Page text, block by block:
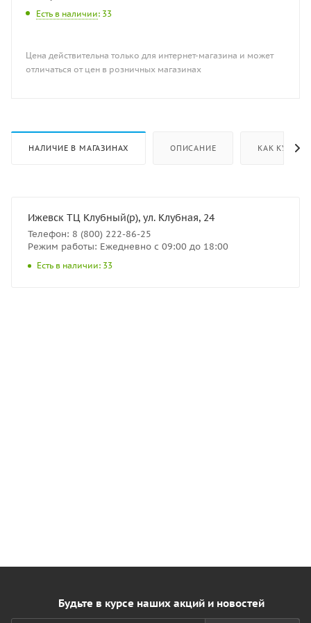
Есть в наличии: 33
Цена действительна только для интернет-магазина и может
отличаться от цен в розничных магазинах
НАЛИЧИЕ В МАГАЗИНАХ ОПИСАНИЕ КАК КУПИТЬ
Ижевск ТЦ Клубный(р), ул. Клубная, 24
Телефон: 8 (800) 222-86-25
Режим работы: Ежедневно с 09:00 до 18:00
Есть в наличии: 33
Будьте в курсе наших акций и новостей